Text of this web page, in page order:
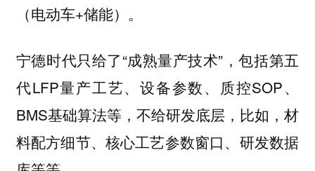
（电动车+储能）。
宁德时代只给了“成熟量产技术”，包括第五
代LFP量产工艺、设备参数、质控SOP、
BMS基础算法等，不给研发底层，比如，材
料配方细节、核心工艺参数窗口、研发数据